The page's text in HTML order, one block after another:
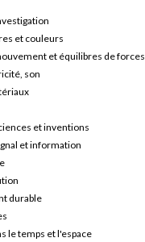
et couleurs
et équilibres de forces
son
et inventions
et information
durable
le temps et l'espace